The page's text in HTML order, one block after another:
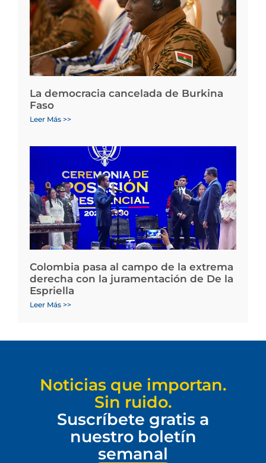
La democracia cancelada de Burkina
Faso
Leer Más >>
Colombia pasa al campo de la extrema
derecha con la juramentación de De la
Espriella
Leer Más >>
Noticias que importan.
Sin ruido.
Suscríbete gratis a
nuestro boletín
semanal